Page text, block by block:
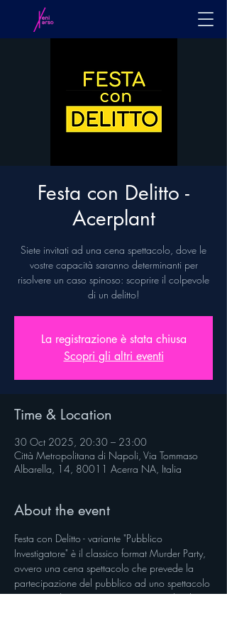
Festa con Delitto -
Acerplant
Siete invitati ad una cena spettacolo, dove le
vostre capacità saranno determinanti per
risolvere un caso spinoso: scoprire il colpevole
di un delitto!
La registrazione è stata chiusa
Scopri gli altri eventi
Time & Location
30 Oct 2025, 20:30 – 23:00
Città Metropolitana di Napoli, Via Tommaso
Albarella, 14, 80011 Acerra NA, Italia
About the event
Festa con Delitto - variante "Pubblico
Investigatore" è il classico format Murder Party,
ovvero una cena spettacolo che prevede la
partecipazione del pubblico ad uno spettacolo
interattivo dinamico. Un gioco a squadre di